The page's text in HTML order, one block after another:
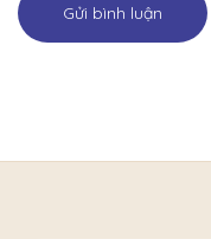
Gửi bình luận